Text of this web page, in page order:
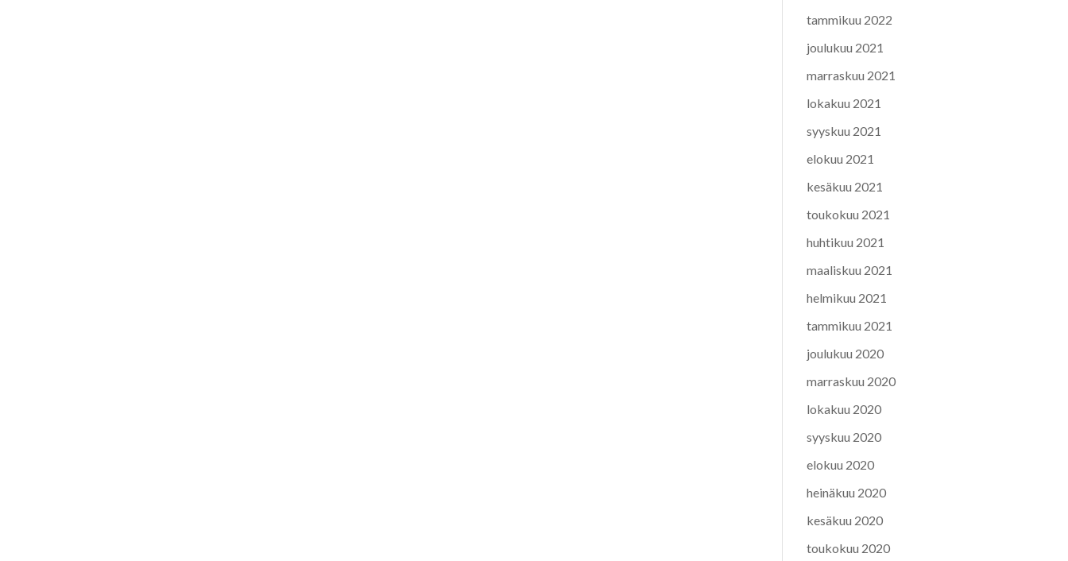
tammikuu 2022
joulukuu 2021
marraskuu 2021
lokakuu 2021
syyskuu 2021
elokuu 2021
kesäkuu 2021
toukokuu 2021
huhtikuu 2021
maaliskuu 2021
helmikuu 2021
tammikuu 2021
joulukuu 2020
marraskuu 2020
lokakuu 2020
syyskuu 2020
elokuu 2020
heinäkuu 2020
kesäkuu 2020
toukokuu 2020